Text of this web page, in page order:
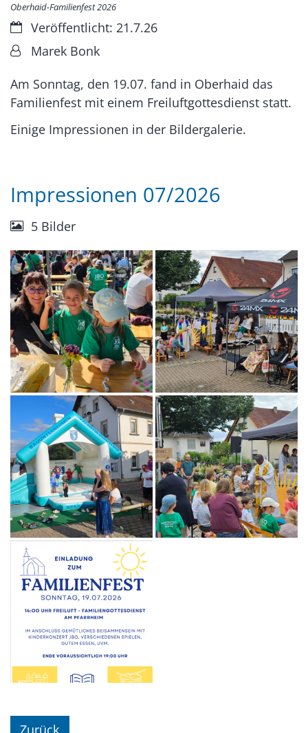
Oberhaid-Familienfest 2026
Datum:Veröffentlicht: 21.7.26
Von:Marek Bonk
Am Sonntag, den 19.07. fand in Oberhaid das
Familienfest mit einem Freiluftgottesdienst statt.
Einige Impressionen in der Bildergalerie.
Impressionen 07/2026
5 Bilder